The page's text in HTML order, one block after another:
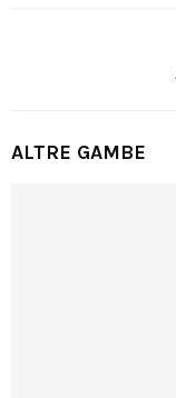
ALTRE GAMBE